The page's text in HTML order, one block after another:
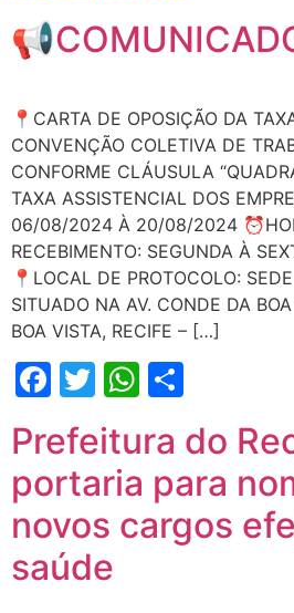
📍CARTA DE OPOSIÇÃO DA
CONVENÇÃO COLETIVA DE
CONFORME CLÁUSULA
TAXA ASSISTENCIAL DOS
06/08/2024 À 20/08/2024
RECEBIMENTO: SEGUNDA À
📍LOCAL DE PROTOCOLO:
SITUADO NA AV. CONDE DA
BOA VISTA, RECIFE – […]
Facebook
TwitterWhatsApp
Prefeitura do
portaria para
novos cargos
saúde